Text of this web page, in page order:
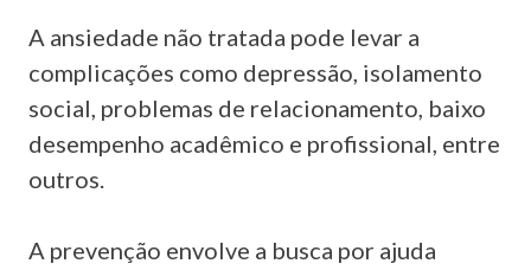
A ansiedade não tratada pode levar a
complicações como depressão, isolamento
social, problemas de relacionamento, baixo
desempenho acadêmico e profissional, entre
outros.
A prevenção envolve a busca por ajuda